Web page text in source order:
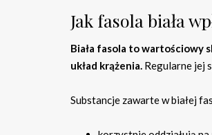
Jak fasola biała
Biała fasola to wartościowy
układ krążenia. Regularne jej
Substancje zawarte w białej